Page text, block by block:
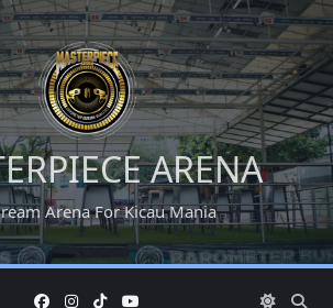
ARENA
Arena For Kicau Mania